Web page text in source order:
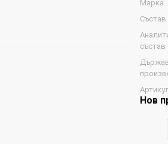
Марка
Състав
състав
Нов